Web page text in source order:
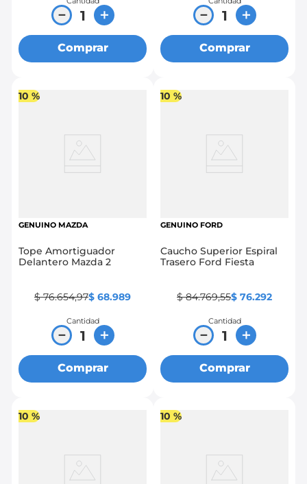
＋
－
Comprar
＋
－
Comprar
10 %
GENUINO MAZDA
Tope Amortiguador
Delantero Mazda 2
$ 76.654,97$ 68.989
Cantidad
＋
－
Comprar
10 %
GENUINO FORD
Caucho Superior Espiral
Trasero Ford Fiesta
$ 84.769,55$ 76.292
Cantidad
＋
－
Comprar
10 % 10 %